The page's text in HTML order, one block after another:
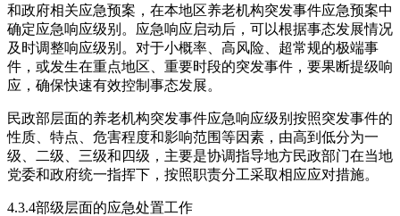
和政府相关应急预案，在本地区养老机构突发事件应急预案中
确定应急响应级别。应急响应启动后，可以根据事态发展情况
及时调整响应级别。对于小概率、高风险、超常规的极端事
件，或发生在重点地区、重要时段的突发事件，要果断提级响
应，确保快速有效控制事态发展。
民政部层面的养老机构突发事件应急响应级别按照突发事件的
性质、特点、危害程度和影响范围等因素，由高到低分为一
级、二级、三级和四级，主要是协调指导地方民政部门在当地
党委和政府统一指挥下，按照职责分工采取相应应对措施。
4.3.4部级层面的应急处置工作